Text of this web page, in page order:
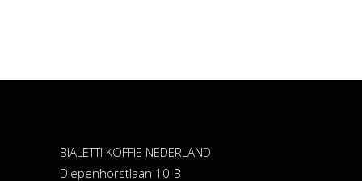
BIALETTI KOFFIE NEDERLAND
Diepenhorstlaan 10-B